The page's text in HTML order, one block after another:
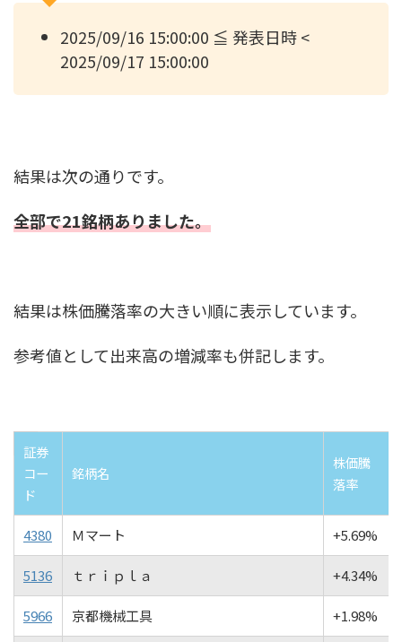
2025/09/16 15:00:00 ≦ 発表日時 <
2025/09/17 15:00:00
結果は次の通りです。
全部で21銘柄ありました。
結果は株価騰落率の大きい順に表示しています。
参考値として出来高の増減率も併記します。
証券
コー
ド
銘柄名
株価騰
落率
4380 Ｍマート +5.69%
5136 ｔｒｉｐｌａ +4.34%
5966 京都機械工具 +1.98%